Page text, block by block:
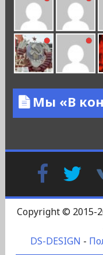
Мы «В
Facebook
Copyright © 2015-
DS-DESIGN -